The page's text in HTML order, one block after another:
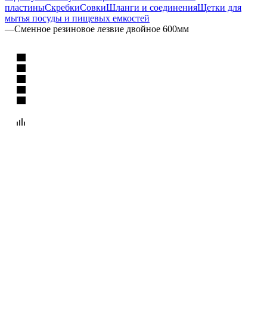
пластиныСкребкиСовкиШланги и соединенияЩетки для
мытья посуды и пищевых емкостей
—Смeнное резиновое лезвие двойное 600мм